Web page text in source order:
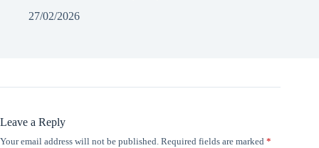
27/02/2026
Leave a Reply
Your email address will not be published. Required fields are marked *